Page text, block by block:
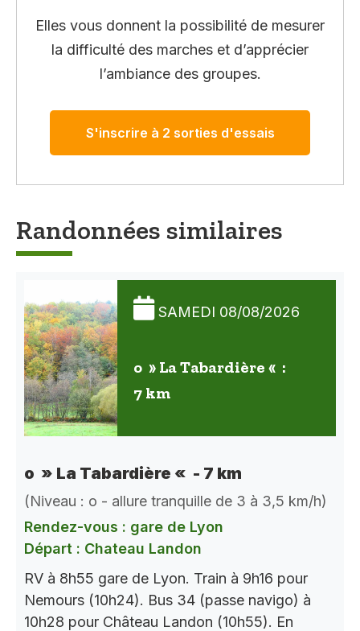
Elles vous donnent la possibilité de mesurer
la difficulté des marches et d’apprécier
l’ambiance des groupes.
S'inscrire à 2 sorties d'essais
Randonnées similaires
SAMEDI 08/08/2026
o » La Tabardière « :
7 km
o » La Tabardière « - 7 km
(Niveau : o - allure tranquille de 3 à 3,5 km/h)
Rendez-vous : gare de Lyon
Départ : Chateau Landon
RV à 8h55 gare de Lyon. Train à 9h16 pour
Nemours (10h24). Bus 34 (passe navigo) à
10h28 pour Château Landon (10h55). En